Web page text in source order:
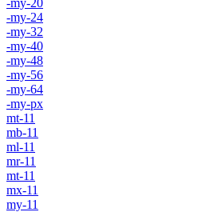
-my-24
-my-32
-my-40
-my-48
-my-56
-my-64
-my-px
mt-11
mb-11
ml-11
mr-11
mt-11
mx-11
my-11